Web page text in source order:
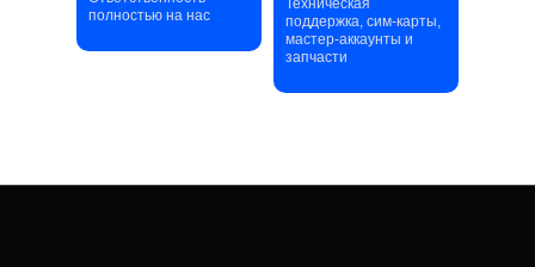
полностью на нас
Техническая
поддержка, сим-карты,
мастер-аккаунты и
запчасти